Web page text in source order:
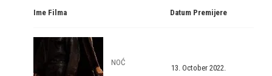
Ime Filma Datum Premijere
NOĆ
13. October 2022.